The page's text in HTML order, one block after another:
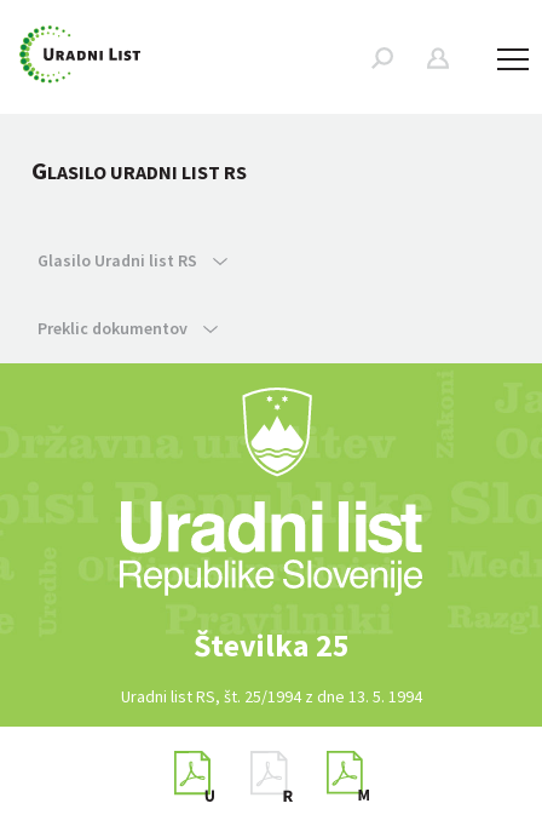
GLASILO URADNI LIST RS
Glasilo Uradni list RS
Preklic dokumentov
Številka 25
Uradni list RS, št. 25/1994 z dne 13. 5. 1994